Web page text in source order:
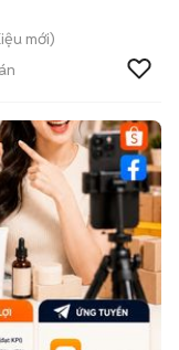
mới)